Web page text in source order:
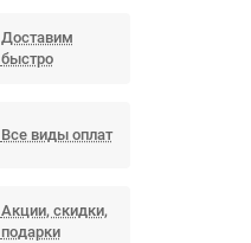
Доставим
быстро
Все виды оплат
Акции, скидки,
подарки